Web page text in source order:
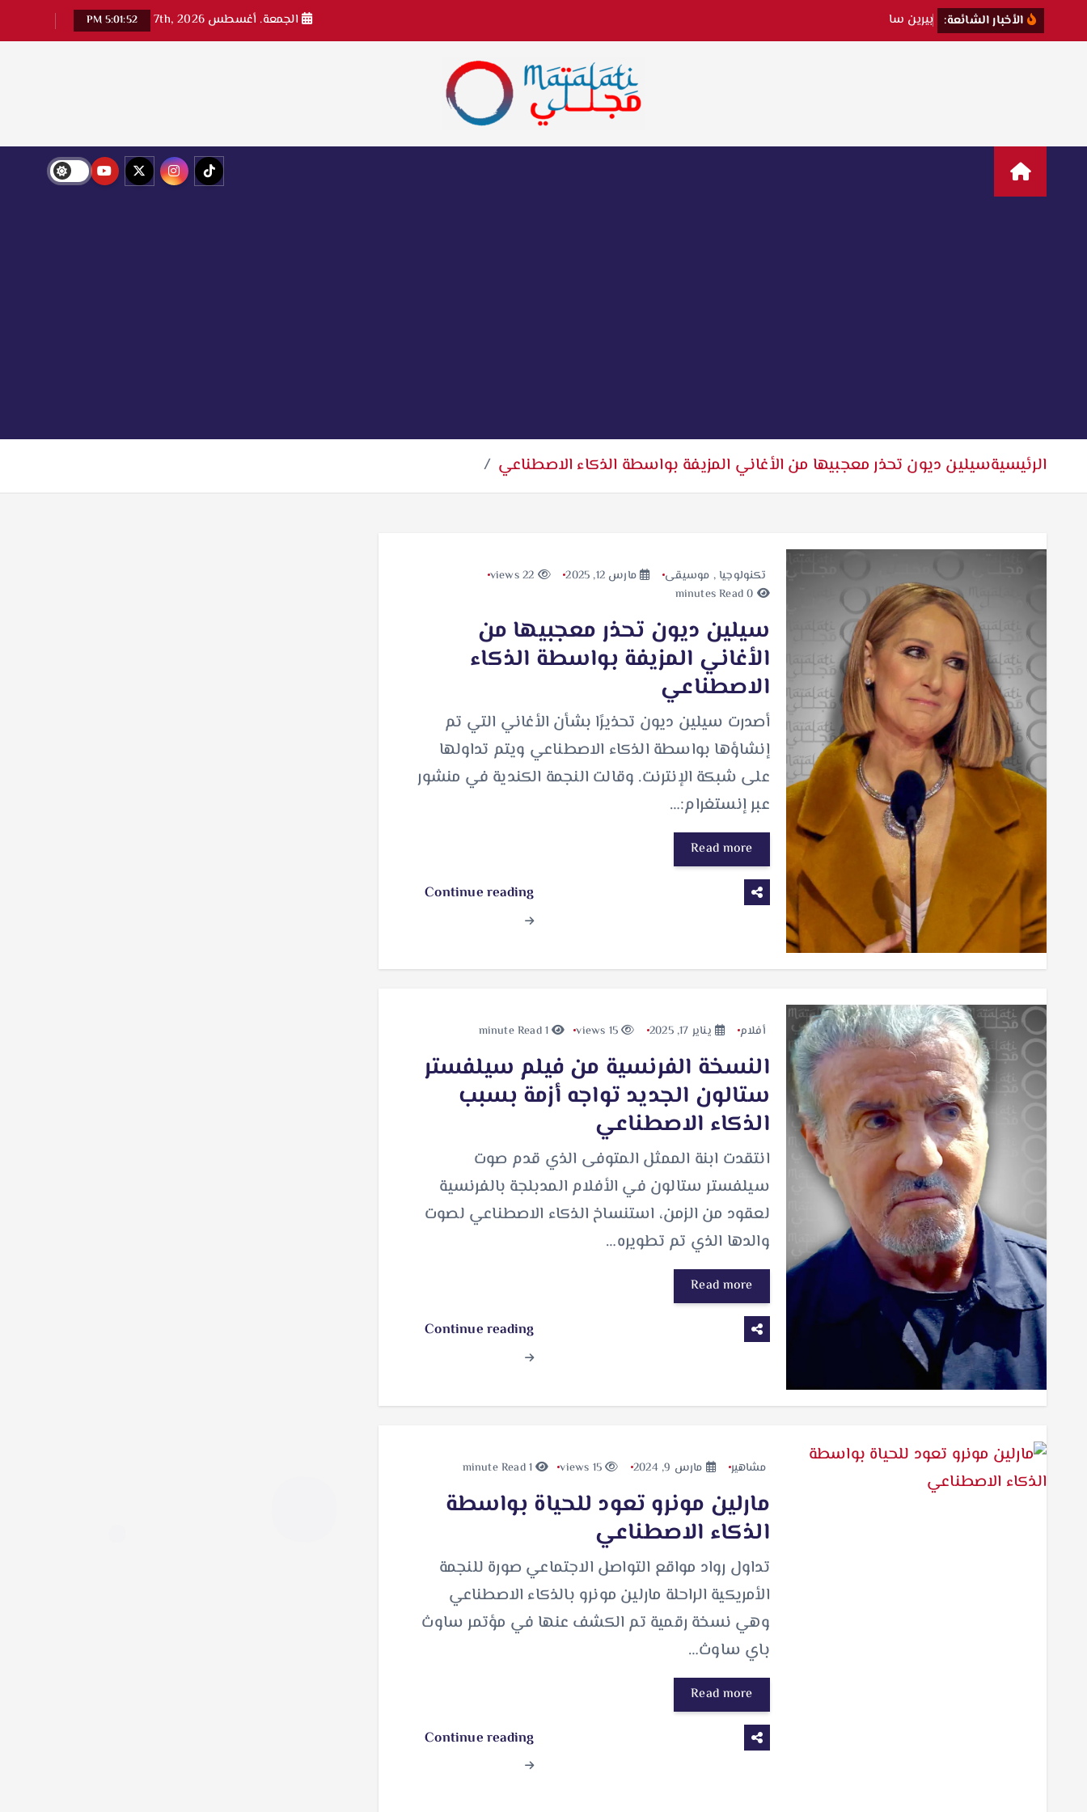
ل
و
الأخبار الشائعة: بيرين سا الجمعة. أغسطس 7th, 2026 5:01:53 PM
اخبار فنية وترفيهية
الرئيسيةسيلين ديون تحذر معجبيها من الأغاني المزيفة بواسطة الذكاء الاصطناعي
تكنولوجيا , موسيقى مارس 12, 2025
سيلين ديون تحذر معجبيها من
الأغاني المزيفة بواسطة الذكاء
الاصطناعي
أصدرت سيلين ديون تحذيرًا بشأن الأغاني التي تم
إنشاؤها بواسطة الذكاء الاصطناعي ويتم تداولها
على شبكة الإنترنت. وقالت النجمة الكندية في منشور
عبر إنستغرام:…
Read more
Continue reading
أفلام يناير 17, 2025 15 views
1 minute Read
النسخة الفرنسية من فيلم سيلفستر
ستالون الجديد تواجه أزمة بسبب
الذكاء الاصطناعي
انتقدت ابنة الممثل المتوفى الذي قدم صوت
سيلفستر ستالون في الأفلام المدبلجة بالفرنسية
لعقود من الزمن، استنساخ الذكاء الاصطناعي لصوت
والدها الذي تم تطويره…
Read more
Continue reading
مشاهير مارس 9, 2024 15 views
1 minute Read
مارلين مونرو تعود للحياة بواسطة
الذكاء الاصطناعي
تداول رواد مواقع التواصل الاجتماعي صورة للنجمة
الأمريكية الراحلة مارلين مونرو بالذكاء الاصطناعي
وهي نسخة رقمية تم الكشف عنها في مؤتمر ساوث
باي ساوث…
Read more
Continue reading